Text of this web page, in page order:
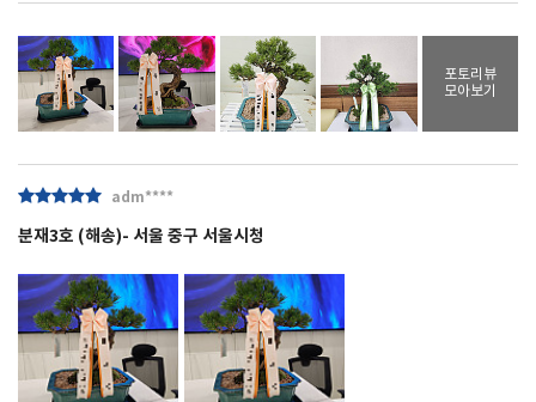
포토리뷰
모아보기
adm****
분재3호 (해송)- 서울 중구 서울시청